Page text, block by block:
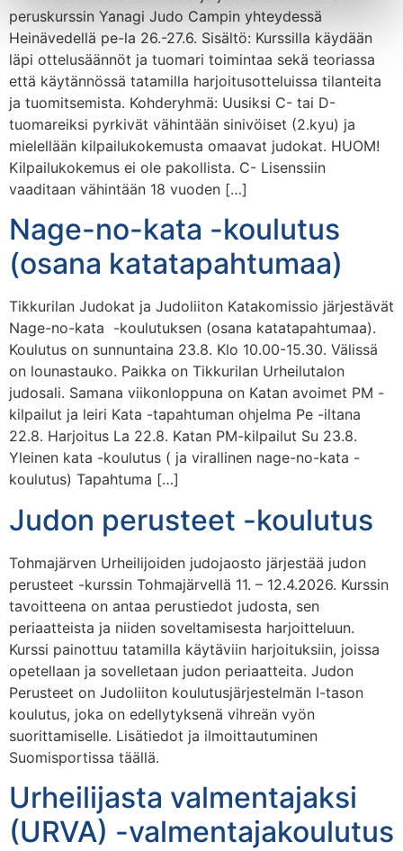
peruskurssin Yanagi Judo Campin yhteydessä
Heinävedellä pe-la 26.-27.6. Sisältö: Kurssilla käydään
läpi ottelusäännöt ja tuomari toimintaa sekä teoriassa
että käytännössä tatamilla harjoitusotteluissa tilanteita
ja tuomitsemista. Kohderyhmä: Uusiksi C- tai D-
tuomareiksi pyrkivät vähintään sinivöiset (2.kyu) ja
mielellään kilpailukokemusta omaavat judokat. HUOM!
Kilpailukokemus ei ole pakollista. C- Lisenssiin
vaaditaan vähintään 18 vuoden […]
Nage-no-kata -koulutus
(osana katatapahtumaa)
Tikkurilan Judokat ja Judoliiton Katakomissio järjestävät
Nage-no-kata -koulutuksen (osana katatapahtumaa).
Koulutus on sunnuntaina 23.8. Klo 10.00-15.30. Välissä
on lounastauko. Paikka on Tikkurilan Urheilutalon
judosali. Samana viikonloppuna on Katan avoimet PM -
kilpailut ja leiri Kata -tapahtuman ohjelma Pe -iltana
22.8. Harjoitus La 22.8. Katan PM-kilpailut Su 23.8.
Yleinen kata -koulutus ( ja virallinen nage-no-kata -
koulutus) Tapahtuma […]
Judon perusteet -koulutus
Tohmajärven Urheilijoiden judojaosto järjestää judon
perusteet -kurssin Tohmajärvellä 11. – 12.4.2026. Kurssin
tavoitteena on antaa perustiedot judosta, sen
periaatteista ja niiden soveltamisesta harjoitteluun.
Kurssi painottuu tatamilla käytäviin harjoituksiin, joissa
opetellaan ja sovelletaan judon periaatteita. Judon
Perusteet on Judoliiton koulutusjärjestelmän I-tason
koulutus, joka on edellytyksenä vihreän vyön
suorittamiselle. Lisätiedot ja ilmoittautuminen
Suomisportissa täällä.
Urheilijasta valmentajaksi
(URVA) -valmentajakoulutus